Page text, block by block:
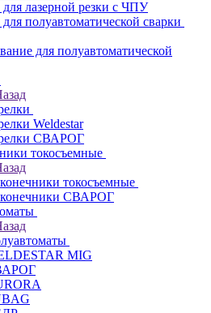
лазерной резки с ЧПУ
полуавтоматической сварки
для полуавтоматической
Weldestar
СВАРОГ
токосъемные
токосъемные
СВАРОГ
MIG